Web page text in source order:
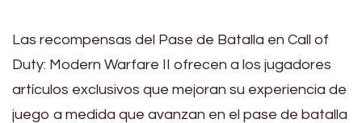
Las recompensas del Pase de Batalla en Call of
Duty: Modern Warfare II ofrecen a los jugadores
artículos exclusivos que mejoran su experiencia de
juego a medida que avanzan en el pase de batalla